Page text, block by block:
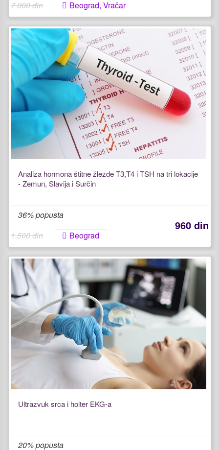
7.000 din Beograd, Vračar
Analiza hormona štitne žlezde T3,T4 i TSH na tri lokacije
- Zemun, Slavija i Surčin
36% popusta
960 din
1.500 din Beograd
Ultrazvuk srca i holter EKG-a
20% popusta